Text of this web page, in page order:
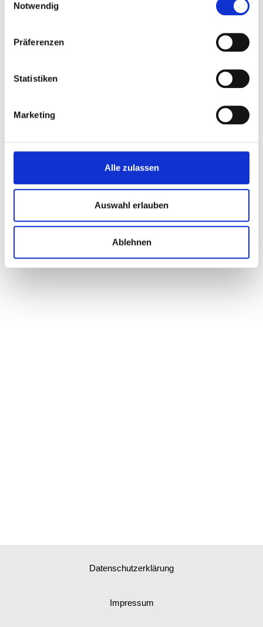
Notwendig
Präferenzen
Statistiken
Marketing
Alle zulassen
Auswahl erlauben
Ablehnen
Datenschutzerklärung
Impressum